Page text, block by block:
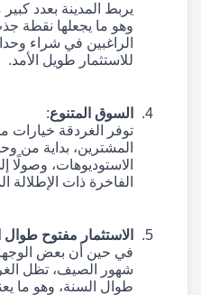
يربط المدينة بعدد
وهو ما يجعلها نقطة
الراغبين في شراء
للاستثمار طويل الأمد.
السوق المتنوع:
توفر الغردقة خيارات
المشترين، بداية من
الاستوديوهات، وصولًا
الفاخرة ذات الإطلالة
الاستثمار مفتوح طوال
في حين أن بعض
شهور الصيف، تظل
طوال السنة، وهو ما